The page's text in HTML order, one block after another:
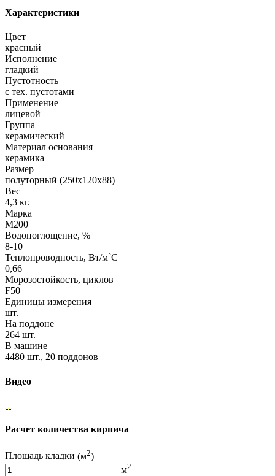
Характеристики
Цвет
красный
Исполнение
гладкий
Пустотность
с тех. пустотами
Применение
лицевой
Группа
керамический
Материал основания
керамика
Размер
полуторный (250х120х88)
Вес
4,3 кг.
Марка
М200
Водопоглощение, %
8-10
Теплопроводность, Вт/м˚С
0,66
Морозостойкость, циклов
F50
Единицы измерения
шт.
На поддоне
264 шт.
В машине
4480 шт., 20 поддонов
Видео
Расчет количества кирпича
Площадь кладки (м2)
м2